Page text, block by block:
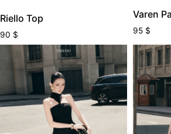
Riello Top
90 $
Varen
95 $